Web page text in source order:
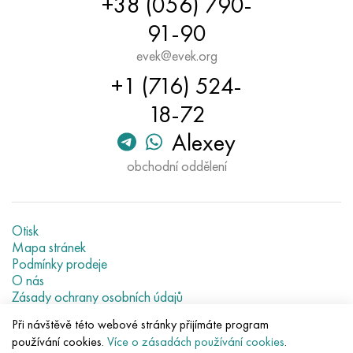
91-90
evek@evek.org
+1 (716) 524-
18-72
Alexey
obchodní oddělení
Otisk
Mapa stránek
Podmínky prodeje
O nás
Zásady ochrany osobních údajů
© 2007–2026 «Evek GmbH»
Při návštěvě této webové stránky přijímáte program
používání cookies. Více o zásadách používání cookies.
Udimet 720
40XFA, 1,7223, AISI 4142
45HN2MFA, k2425, 45hnmf
A40G, 44smn28, 1.0762, 46s20